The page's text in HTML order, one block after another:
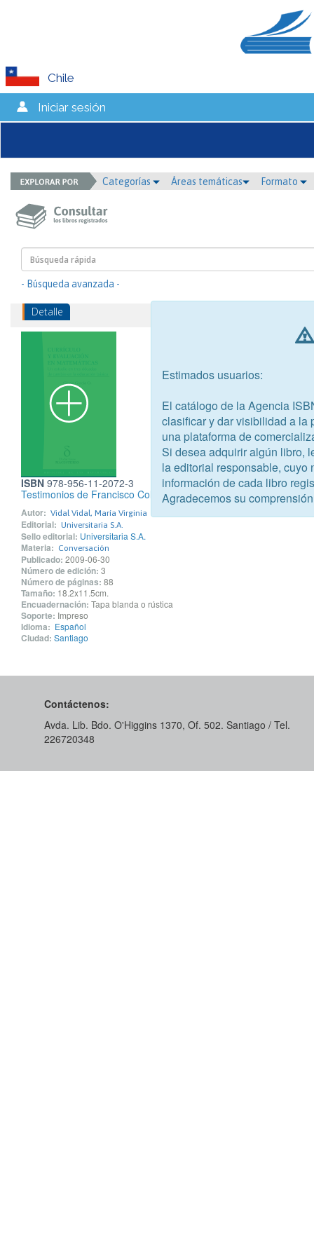
Chile
Iniciar sesión
Categorías Áreas temáticas Formato
- Búsqueda avanzada -
Detalle
ISBN 978-956-11-2072-3
Testimonios de Francisco Coloane
Autor: Vidal Vidal, María Virginia
Editorial: Universitaria S.A.
Sello editorial: Universitaria S.A.
Materia: Conversación
Publicado: 2009-06-30
Número de edición: 3
Número de páginas: 88
Tamaño: 18.2x11.5cm.
Encuadernación: Tapa blanda o rústica
Soporte: Impreso
Idioma: Español
Ciudad: Santiago
Contáctenos:
Avda. Lib. Bdo. O'Higgins 1370, Of. 502. Santiago / Tel.
226720348
Estimados usuarios:
El catálogo de la Agencia
clasificar y dar visibilidad a la
una plataforma de
Si desea adquirir algún libro,
la editorial responsable, cuyo
información de cada libro
Agradecemos su